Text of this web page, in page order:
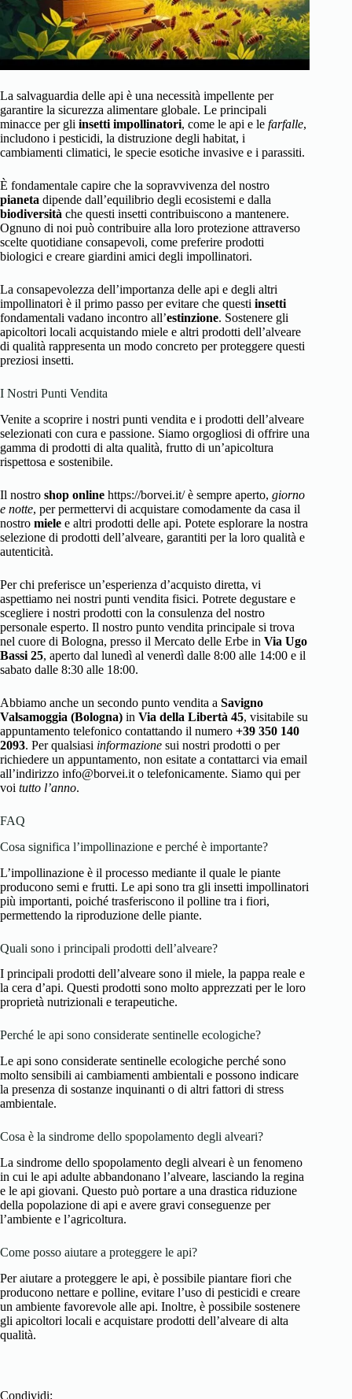
La salvaguardia delle api è una necessità impellente per
garantire la sicurezza alimentare globale. Le principali
minacce per gli insetti impollinatori, come le api e le farfalle,
includono i pesticidi, la distruzione degli habitat, i
cambiamenti climatici, le specie esotiche invasive e i parassiti.
È fondamentale capire che la sopravvivenza del nostro
pianeta dipende dall’equilibrio degli ecosistemi e dalla
biodiversità che questi insetti contribuiscono a mantenere.
Ognuno di noi può contribuire alla loro protezione attraverso
scelte quotidiane consapevoli, come preferire prodotti
biologici e creare giardini amici degli impollinatori.
La consapevolezza dell’importanza delle api e degli altri
impollinatori è il primo passo per evitare che questi insetti
fondamentali vadano incontro all’estinzione. Sostenere gli
apicoltori locali acquistando miele e altri prodotti dell’alveare
di qualità rappresenta un modo concreto per proteggere questi
preziosi insetti.
I Nostri Punti Vendita
Venite a scoprire i nostri punti vendita e i prodotti dell’alveare
selezionati con cura e passione. Siamo orgogliosi di offrire una
gamma di prodotti di alta qualità, frutto di un’apicoltura
rispettosa e sostenibile.
Il nostro shop online https://borvei.it/ è sempre aperto, giorno
e notte, per permettervi di acquistare comodamente da casa il
nostro miele e altri prodotti delle api. Potete esplorare la nostra
selezione di prodotti dell’alveare, garantiti per la loro qualità e
autenticità.
Per chi preferisce un’esperienza d’acquisto diretta, vi
aspettiamo nei nostri punti vendita fisici. Potrete degustare e
scegliere i nostri prodotti con la consulenza del nostro
personale esperto. Il nostro punto vendita principale si trova
nel cuore di Bologna, presso il Mercato delle Erbe in Via Ugo
Bassi 25, aperto dal lunedì al venerdì dalle 8:00 alle 14:00 e il
sabato dalle 8:30 alle 18:00.
Abbiamo anche un secondo punto vendita a Savigno
Valsamoggia (Bologna) in Via della Libertà 45, visitabile su
appuntamento telefonico contattando il numero +39 350 140
2093. Per qualsiasi informazione sui nostri prodotti o per
richiedere un appuntamento, non esitate a contattarci via email
all’indirizzo info@borvei.it o telefonicamente. Siamo qui per
voi tutto l’anno.
FAQ
Cosa significa l’impollinazione e perché è importante?
L’impollinazione è il processo mediante il quale le piante
producono semi e frutti. Le api sono tra gli insetti impollinatori
più importanti, poiché trasferiscono il polline tra i fiori,
permettendo la riproduzione delle piante.
Quali sono i principali prodotti dell’alveare?
I principali prodotti dell’alveare sono il miele, la pappa reale e
la cera d’api. Questi prodotti sono molto apprezzati per le loro
proprietà nutrizionali e terapeutiche.
Perché le api sono considerate sentinelle ecologiche?
Le api sono considerate sentinelle ecologiche perché sono
molto sensibili ai cambiamenti ambientali e possono indicare
la presenza di sostanze inquinanti o di altri fattori di stress
ambientale.
Cosa è la sindrome dello spopolamento degli alveari?
La sindrome dello spopolamento degli alveari è un fenomeno
in cui le api adulte abbandonano l’alveare, lasciando la regina
e le api giovani. Questo può portare a una drastica riduzione
della popolazione di api e avere gravi conseguenze per
l’ambiente e l’agricoltura.
Come posso aiutare a proteggere le api?
Per aiutare a proteggere le api, è possibile piantare fiori che
producono nettare e polline, evitare l’uso di pesticidi e creare
un ambiente favorevole alle api. Inoltre, è possibile sostenere
gli apicoltori locali e acquistare prodotti dell’alveare di alta
qualità.
Condividi: